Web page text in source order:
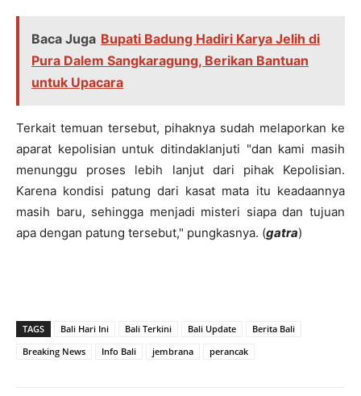
Baca Juga Bupati Badung Hadiri Karya Jelih di
Pura Dalem Sangkaragung, Berikan Bantuan
untuk Upacara
Terkait temuan tersebut, pihaknya sudah melaporkan ke
aparat kepolisian untuk ditindaklanjuti "dan kami masih
menunggu proses lebih lanjut dari pihak Kepolisian.
Karena kondisi patung dari kasat mata itu keadaannya
masih baru, sehingga menjadi misteri siapa dan tujuan
apa dengan patung tersebut," pungkasnya. (gatra)
TAGS Bali Hari Ini Bali Terkini Bali Update
Berita Bali
Breaking News
Info Bali jembrana perancak